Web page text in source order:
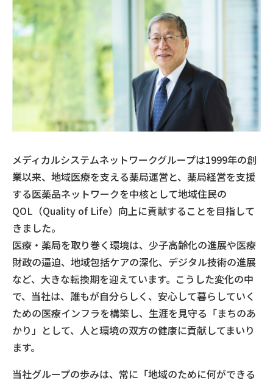
メディカルシステムネットワークグループは1999年の創
業以来、地域医療を支える薬局運営と、薬局経営を支援
する医薬品ネットワークを中核として地域住民の
QOL（Quality of Life）向上に貢献することを目指して
きました。
医療・薬局を取り巻く環境は、少子高齢化の進展や医療
財政の逼迫、地域包括ケアの深化、デジタル技術の進展
など、大きな転換期を迎えています。こうした変化の中
で、当社は、誰もが自分らしく、安心して暮らしていく
ための医療インフラを構築し、生涯を見守る「まちのあ
かり」として、人と環境の双方の健康に貢献してまいり
ます。
当社グループの歩みは、常に「地域のために何ができる